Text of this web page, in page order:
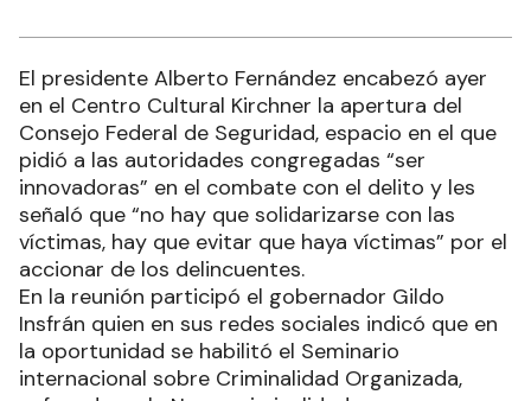
El presidente Alberto Fernández encabezó ayer
en el Centro Cultural Kirchner la apertura del
Consejo Federal de Seguridad, espacio en el que
pidió a las autoridades congregadas “ser
innovadoras” en el combate con el delito y les
señaló que “no hay que solidarizarse con las
víctimas, hay que evitar que haya víctimas” por el
accionar de los delincuentes.
En la reunión participó el gobernador Gildo
Insfrán quien en sus redes sociales indicó que en
la oportunidad se habilitó el Seminario
internacional sobre Criminalidad Organizada,